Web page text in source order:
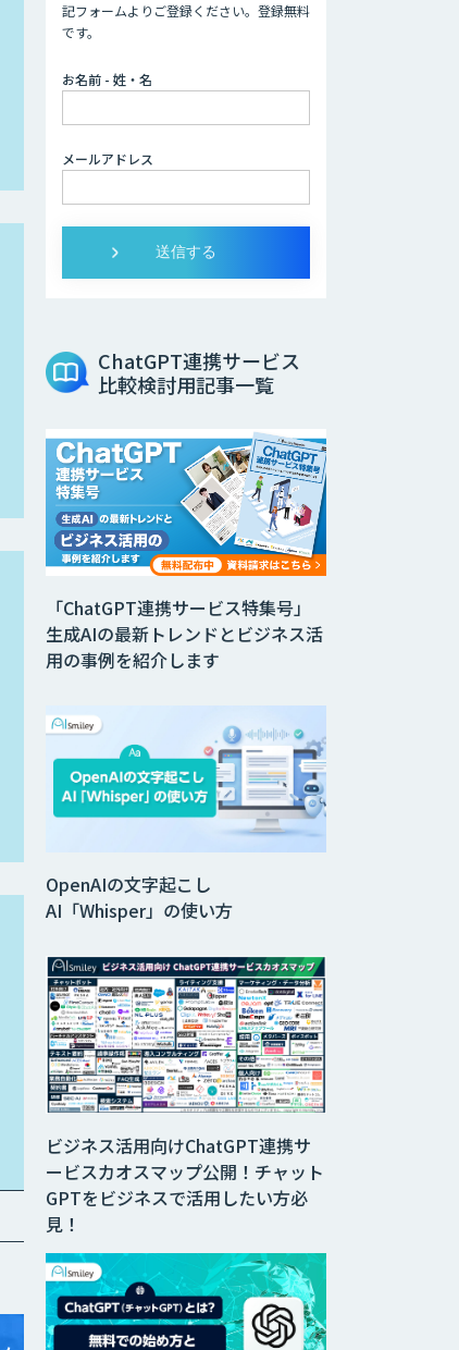
記フォームよりご登録ください。登録無料
です。
お名前 - 姓・名
メールアドレス
ChatGPT連携サービス
比較検討用記事一覧
OpenAIの文字起こし
AI「Whisper」の使い方
「ChatGPT連携サービス特集号」
生成AIの最新トレンドとビジネス活
用の事例を紹介します
ビジネス活用向けChatGPT連携サ
ービスカオスマップ公開！チャット
GPTをビジネスで活用したい方必
見！